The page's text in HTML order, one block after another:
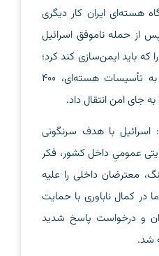
هسته‌ای ایران کار دیگری
از حمله ناموفق اسرائیل
باید ایمن‌سازی کند کرد؛
مثلاً پیش از حمله آمریکا به تأسیسات هسته‌ای، 400
جای امن انتقال داد.
اسرائیل با هدف سرنگونی
عمومیِ داخل کشور، فکر
معترضان داخلی را علیه
در کمال ناباوری با حمایت
و درخواست پاسخ شدید
شد.